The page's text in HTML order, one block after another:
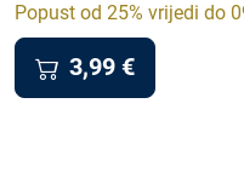
Popust od 25% vrijedi do
3,99 €